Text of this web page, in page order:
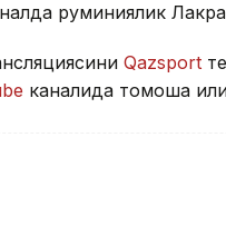
руминиялик
Qazsport
каналида томоша